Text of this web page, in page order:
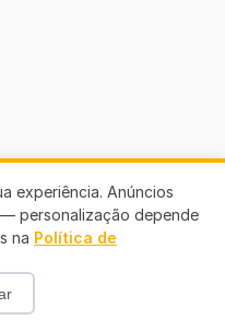
experiência. Anúncios
personalização depende
na Política de